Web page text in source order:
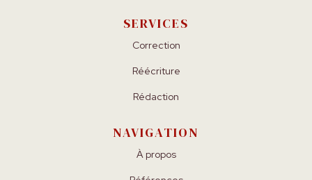
SERVICES
Correction
Réécriture
Rédaction
NAVIGATION
À propos